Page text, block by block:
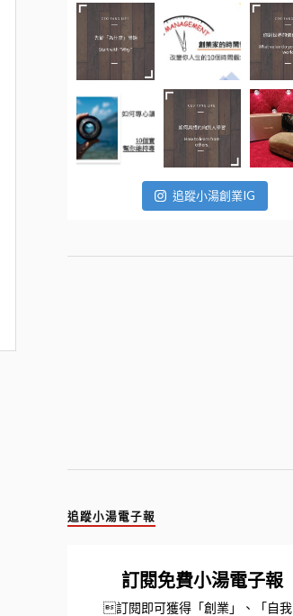
追蹤小湯創業IG
追蹤小湯電子報
訂閱免費小湯電子報
訂閱即可獲得「創業」、「自我